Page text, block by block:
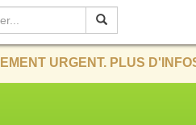
URGENT. PLUS